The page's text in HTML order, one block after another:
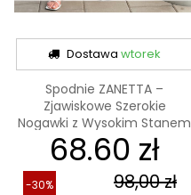
Dostawawtorek
Spodnie ZANETTA –
Zjawiskowe Szerokie
Nogawki z Wysokim Stanem
w...
68.60 zł
98,00 zł
-30%